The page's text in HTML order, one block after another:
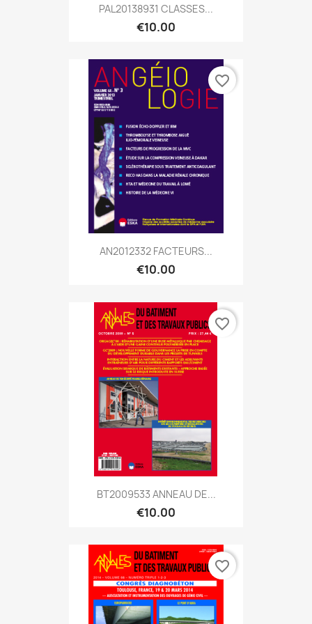
PAL20138931 CLASSES...
€10.00
AN2012332 FACTEURS...
€10.00
favorite_border
BT2009533 ANNEAU DE...
€10.00
favorite_border
favorite_border